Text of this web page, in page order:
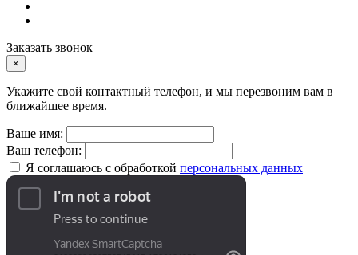
Заказать звонок
×
Укажите свой контактный телефон, и мы перезвоним вам в
ближайшее время.
Ваше имя:
Ваш телефон:
Я соглашаюсь с обработкой персональных данных